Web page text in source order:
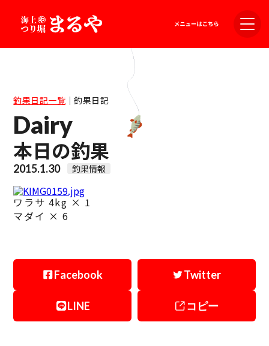
釣果日記一覧｜釣果日記
Dairy
本日の釣果
2015.1.30 釣果情報
ワラサ 4kg × 1
マダイ × 6
Facebook Twitter
LINE コピー